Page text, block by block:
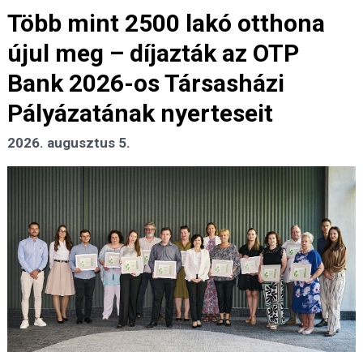
Több mint 2500 lakó otthona
újul meg – díjazták az OTP
Bank 2026-os Társasházi
Pályázatának nyerteseit
2026. augusztus 5.